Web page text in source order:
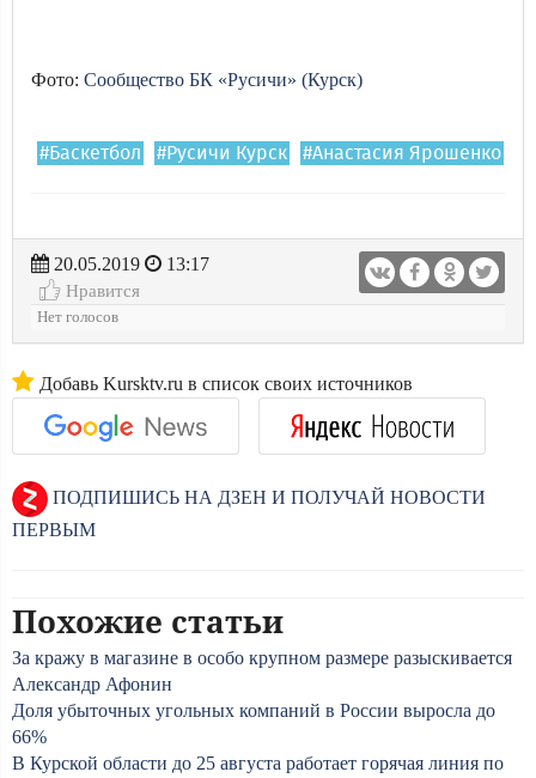
Фото: Сообщество БК «Русичи» (Курск)
#Баскетбол #Русичи Курск #Анастасия Ярошенко
20.05.2019
13:17
Нравится
Нет голосов
Добавь Kursktv.ru в список своих источников
ПОДПИШИСЬ НА ДЗЕН И ПОЛУЧАЙ НОВОСТИ
ПЕРВЫМ
Похожие статьи
За кражу в магазине в особо крупном размере разыскивается
Александр Афонин
Доля убыточных угольных компаний в России выросла до
66%
В Курской области до 25 августа работает горячая линия по